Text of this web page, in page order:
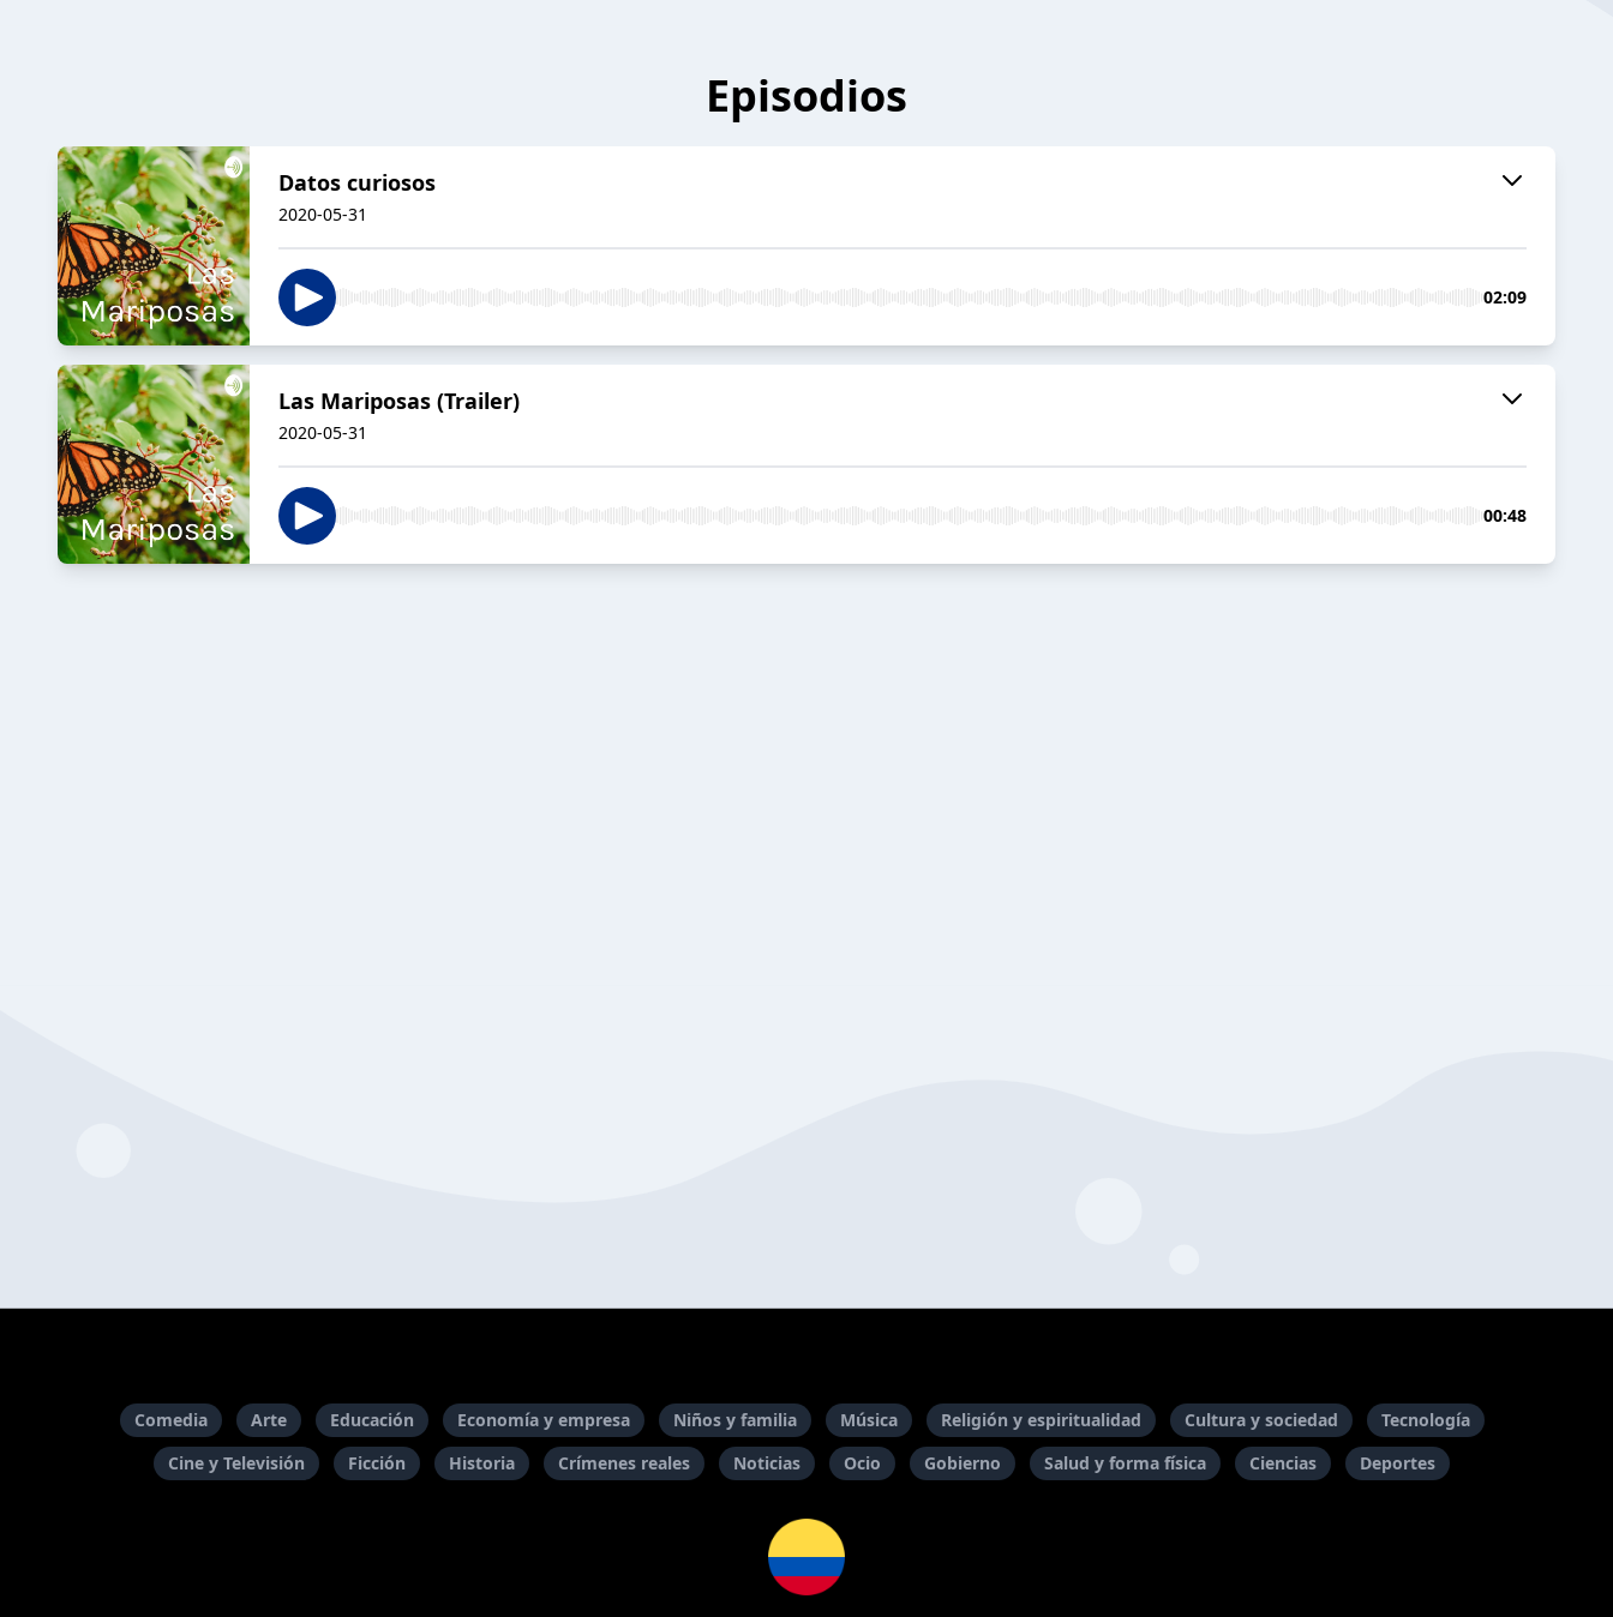
Episodios
Datos curiosos
2020-05-31
02:09
Las Mariposas (Trailer)
2020-05-31
00:48
Comedia Arte Educación Economía y empresa Niños y familia Música Religión y espiritualidad Cultura y sociedad
Tecnología
Cine y Televisión
Ficción Historia Crímenes reales Noticias Ocio Gobierno Salud y forma física Ciencias Deportes